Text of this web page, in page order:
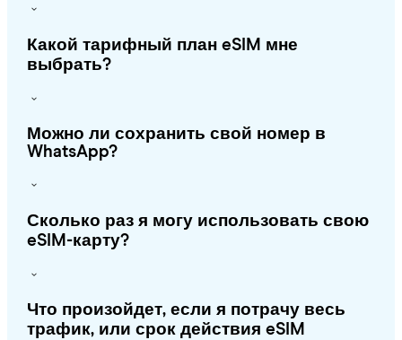
Какой тарифный план eSIM мне
выбрать?
Можно ли сохранить свой номер в
WhatsApp?
Сколько раз я могу использовать свою
eSIM-карту?
Что произойдет, если я потрачу весь
трафик, или срок действия eSIM